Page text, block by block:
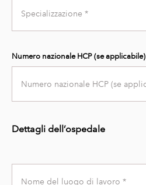
Specialty
Numero nazionale HCP (se applicabile)
Dettagli dell’ospedale
Workplace